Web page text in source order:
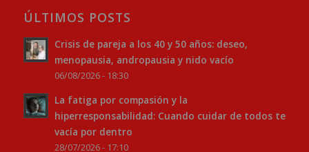
ÚLTIMOS POSTS
Crisis de pareja a los 40 y 50 años: deseo,
menopausia, andropausia y nido vacío
06/08/2026 - 18:30
La fatiga por compasión y la
hiperresponsabilidad: Cuando cuidar de todos te
vacía por dentro
28/07/2026 - 17:10